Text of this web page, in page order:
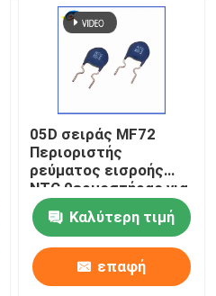
05D σειράς MF72
Περιοριστής
ρεύματος εισροής
NTC θερμοστήρας για
λαμπτήρες
εξοικονόμησης
ενέργειας,
βαλλάστρες,
τροφοδοσίες
Καλύτερη τιμή
επαφή